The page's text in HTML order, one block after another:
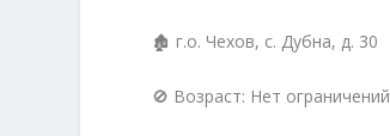
🏚 г.о. Чехов, с. Дубна, д. 30
🚫 Возраст: Нет ограничений